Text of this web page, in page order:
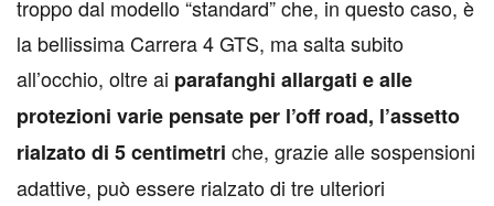
troppo dal modello “standard” che, in questo caso, è
la bellissima Carrera 4 GTS, ma salta subito
all’occhio, oltre ai parafanghi allargati e alle
protezioni varie pensate per l’off road, l’assetto
rialzato di 5 centimetri che, grazie alle sospensioni
adattive, può essere rialzato di tre ulteriori